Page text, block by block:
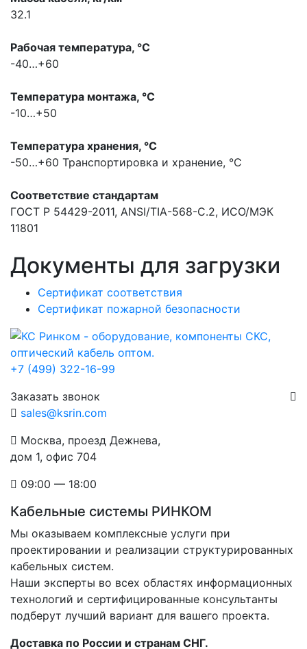
32.1
Рабочая температура, °С
-40…+60
Температура монтажа, °С
-10…+50
Температура хранения, °С
-50…+60 Транспортировка и хранение, °С
Соответствие стандартам
ГОСТ Р 54429-2011, ANSI/TIA-568-С.2, ИСО/МЭК
11801
Документы для загрузки
Сертификат соответствия
Сертификат пожарной безопасности
+7 (499) 322-16-99
Заказать звонок
sales@ksrin.com
Москва, проезд Дежнева,
дом 1, офис 704
09:00 — 18:00
Кабельные системы РИНКОМ
Мы оказываем комплексные услуги при
проектировании и реализации структурированных
кабельных систем.
Наши эксперты во всех областях информационных
технологий и сертифицированные консультанты
подберут лучший вариант для вашего проекта.
Доставка по России и странам СНГ.